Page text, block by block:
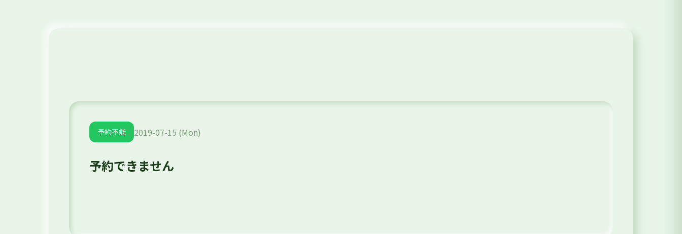
予約不能 2019-07-15 (Mon)
予約できません